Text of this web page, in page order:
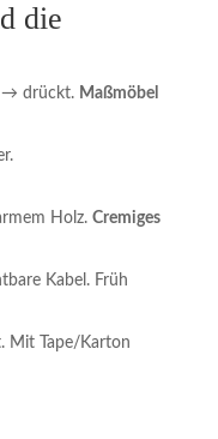
die
drückt. Maßmöbel
Holz. Cremiges
Kabel. Früh
Tape/Karton